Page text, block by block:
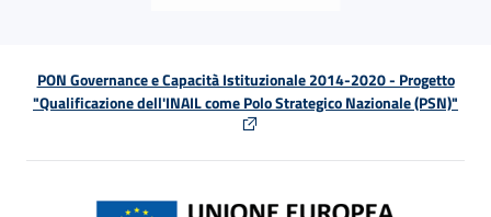
PON Governance e Capacità Istituzionale 2014-2020 - Progetto
"Qualificazione dell'INAIL come Polo Strategico Nazionale (PSN)"